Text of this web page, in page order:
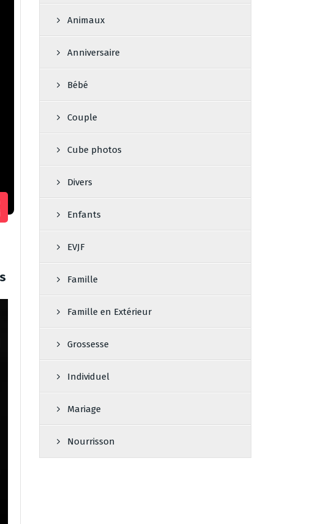
Animaux
Anniversaire
Bébé
Couple
Cube photos
Divers
Enfants
EVJF
Famille
Famille en Extérieur
Grossesse
Individuel
Mariage
Nourrisson